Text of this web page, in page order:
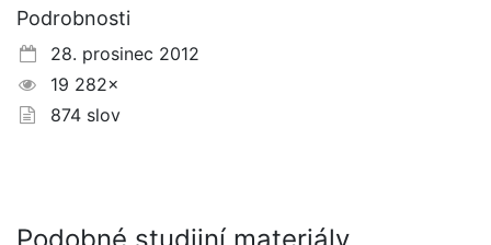
Podrobnosti
28. prosinec 2012
19 282×
874 slov